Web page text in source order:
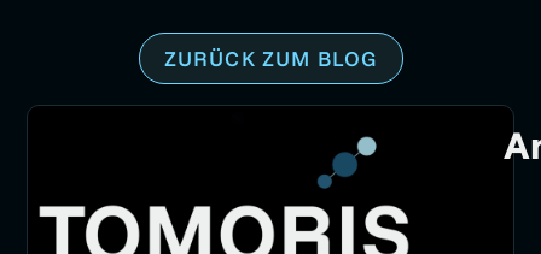
ZURÜCK ZUM BLOG